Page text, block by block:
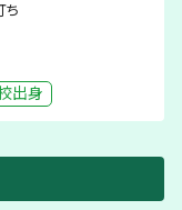
ち
出身